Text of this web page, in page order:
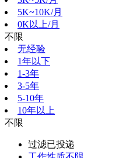
5K~10K/月
0K以上/月
不限
无经验
1年以下
1-3年
3-5年
5-10年
10年以上
不限
过滤已投递